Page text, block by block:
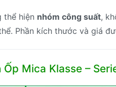
thể hiện nhóm công suất,
Phần kích thước và giá
Mica Klasse –